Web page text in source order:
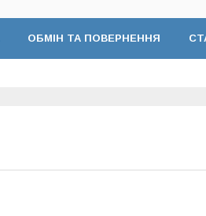
ОБМІН ТА ПОВЕРНЕННЯ